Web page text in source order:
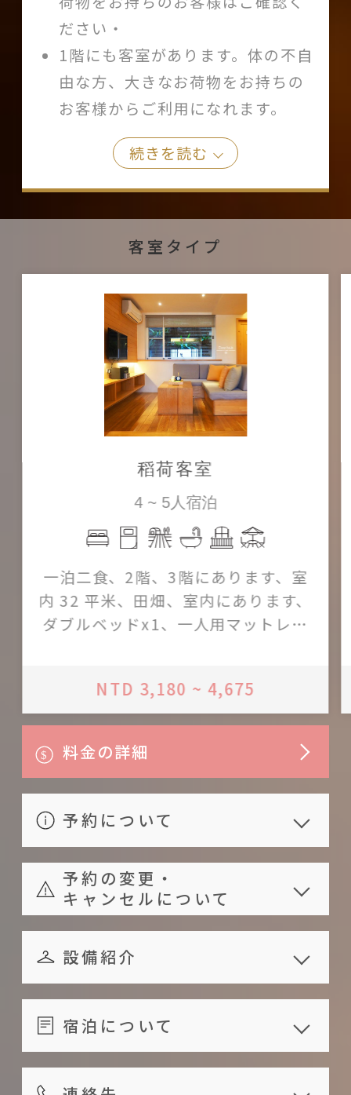
ださい・
1階にも客室があります。体の不自
由な方、大きなお荷物をお持ちの
お客様からご利用になれます。
続きを読む
客室タイプ
稻荷客室
4 ~ 5人宿泊
一泊二食、2階、3階にあります、室
内 32 平米、田畑、室内にあります、
ダブルベッドx1、一人用マットレス
NTD 3,180 ~ 4,675
料金の詳細
予約について
一泊二食付きプランの朝食は和風
現地食材朝食、夕食は和風海鮮夕
食（実際の料理は当日の食材によ
エレベーターを設置しておりませ
荷物をお持ちのお客様はご確認く
ださい・
1階にも客室があります。体の不自
予約の変更・
キャンセルについて
ご予約済みのお客様で、お客様の
ご都合によりキャンセルされる場
合、以下の規定に従い銀行振り込
ご宿泊予定日より14日前にお
知らせ頂いた場合、お支払い
済み金額の100%をご返金し
設備紹介
共享設備
屋外施設
家電用品
服務內容
観光情報提供
イベント予約
宿泊について
チェックイン時間：16:00 ~